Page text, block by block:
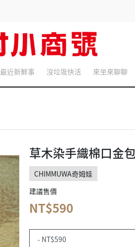
最近新鮮事 沒垃圾快活 來坐來聊聊
草木染手織棉口金
CHIMMUWA奇姆娃
建議售價
NT$590